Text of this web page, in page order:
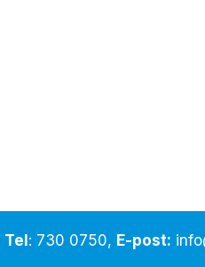
Tel : 730 0750, E-post: